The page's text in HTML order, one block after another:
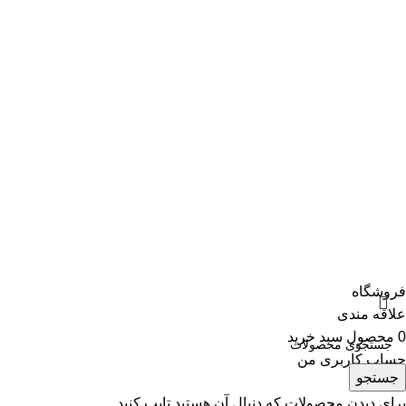
جستجو
برای دیدن محصولات که دنبال آن هستید تایپ کنید.
فروشگاه
علاقه مندی
0 محصول سبد خرید
حساب کاربری من